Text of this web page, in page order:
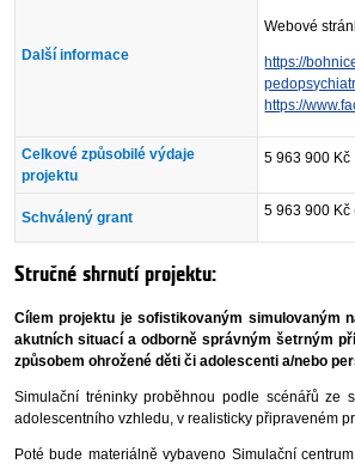
Další informace
Webové
https://
https://
Celkové způsobilé výdaje
projektu
5 963 900 Kč
Schválený grant 5 963 900 Kč
Stručné shrnutí projektu:
Cílem projektu je sofistikovaným simulovaným
akutních situací a odborně správným šetrným
způsobem ohrožené děti či adolescenti a/nebo
Simulační tréninky proběhnou podle scénářů ze
adolescentního vzhledu, v realisticky připraveném
Poté bude materiálně vybaveno Simulační